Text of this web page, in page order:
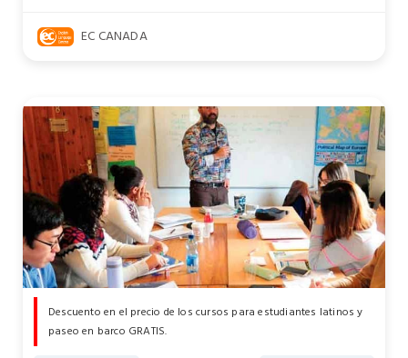
EC CANADA
Descuento en el precio de los cursos para estudiantes latinos y
paseo en barco GRATIS.